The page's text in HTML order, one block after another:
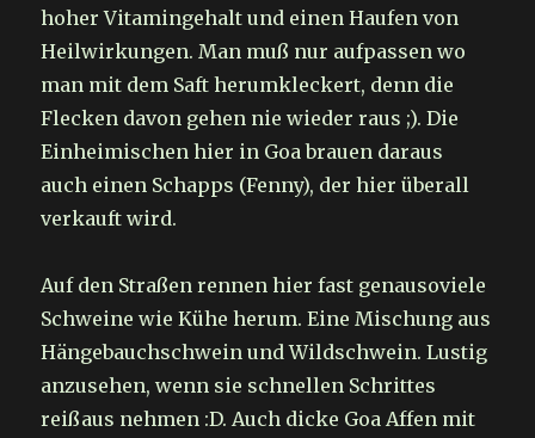
hoher Vitamingehalt und einen Haufen von
Heilwirkungen. Man muß nur aufpassen wo
man mit dem Saft herumkleckert, denn die
Flecken davon gehen nie wieder raus ;). Die
Einheimischen hier in Goa brauen daraus
auch einen Schapps (Fenny), der hier überall
verkauft wird.
Auf den Straßen rennen hier fast genausoviele
Schweine wie Kühe herum. Eine Mischung aus
Hängebauchschwein und Wildschwein. Lustig
anzusehen, wenn sie schnellen Schrittes
reißaus nehmen :D. Auch dicke Goa Affen mit